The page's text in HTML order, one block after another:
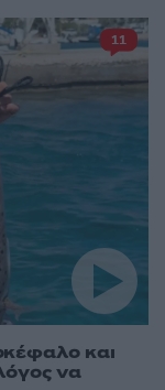
και
να
11